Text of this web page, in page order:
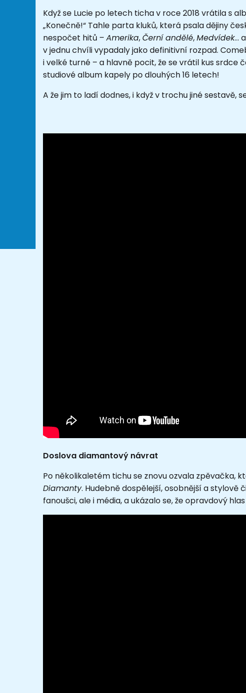
Když se Lucie po letech ticha v roce 2018 vrátila s
„Konečně!“ Tahle parta kluků, která psala dějiny
nespočet hitů – Amerika,Černí andělé,Medvídek...
v jednu chvíli vypadaly jako definitivní rozpad.
i velké turné – a hlavně pocit, že se vrátil kus srdce
studiové album kapely po dlouhých 16 letech!
A že jim to ladí dodnes, i když v trochu jiné sestavě,
Doslova diamantový návrat
Po několikaletém tichu se znovu ozvala zpěvačka,
Diamanty. Hudebně dospělejší, osobnější a stylově
fanoušci, ale i média, a ukázalo se, že opravdový